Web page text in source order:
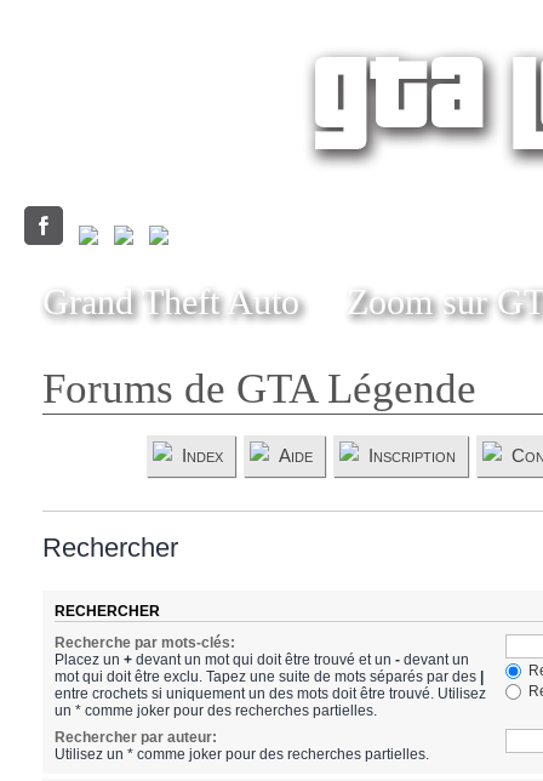
Grand Theft Auto Zoom sur
Forums de GTA Légende
Index Aide Inscription
Rechercher
RECHERCHER
Recherche par mots-clés:
Placez un +devant un mot qui doit être trouvé et un -devant un
mot qui doit être exclu. Tapez une suite de mots séparés par des
entre crochets si uniquement un des mots doit être trouvé. Utilisez
un * comme joker pour des recherches partielles.
Rechercher par auteur:
Utilisez un * comme joker pour des recherches partielles.